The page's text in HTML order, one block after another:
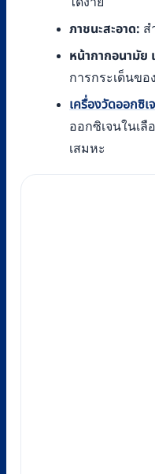
ภาชนะสะอาด: ส
หน้ากากอนามัย
การกระเด็นข
เครื่องวัดออกซิเ
ออกซิเจนในเลื
เสมหะ